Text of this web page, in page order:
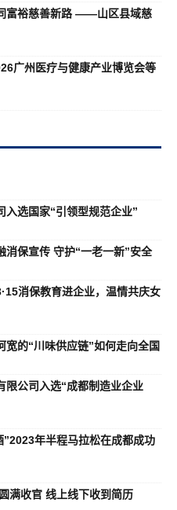
富裕慈善新路 ——山区县域慈
广州医疗与健康产业博览会等
入选国家“引领型规范企业”
消保宣传 守护“一老一新”安全
消保教育进企业，温情共庆女
的“川味供应链”如何走向全国
限公司入选“成都制造业企业
年半程马拉松在成都成功
满收官 线上线下收到简历